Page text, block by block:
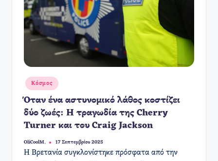
Αναρτήθηκε
σε
Κόσμος
Όταν ένα αστυνομικό λάθος κοστίζει
δύο ζωές: Η τραγωδία της Cherry
Turner και του Craig Jackson
Συγγραφέας:
OliCoolM. 17 Σεπτεμβρίου 2025
Η Βρετανία συγκλονίστηκε πρόσφατα από την